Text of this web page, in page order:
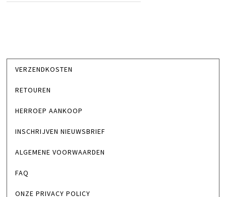
VERZENDKOSTEN
RETOUREN
HERROEP AANKOOP
INSCHRIJVEN NIEUWSBRIEF
ALGEMENE VOORWAARDEN
FAQ
ONZE PRIVACY POLICY